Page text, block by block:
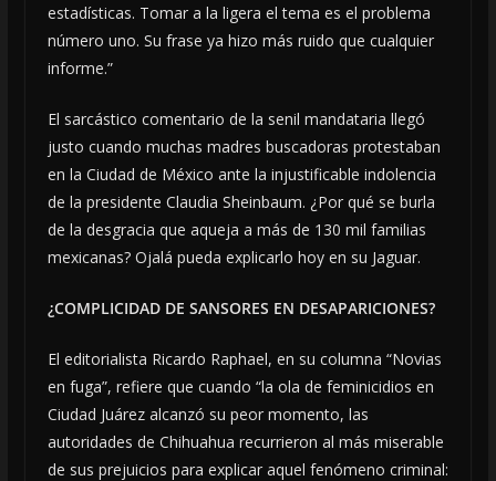
estadísticas. Tomar a la ligera el tema es el problema
número uno. Su frase ya hizo más ruido que cualquier
informe.”
El sarcástico comentario de la senil mandataria llegó
justo cuando muchas madres buscadoras protestaban
en la Ciudad de México ante la injustificable indolencia
de la presidente Claudia Sheinbaum. ¿Por qué se burla
de la desgracia que aqueja a más de 130 mil familias
mexicanas? Ojalá pueda explicarlo hoy en su Jaguar.
¿COMPLICIDAD DE SANSORES EN DESAPARICIONES?
El editorialista Ricardo Raphael, en su columna “Novias
en fuga”, refiere que cuando “la ola de feminicidios en
Ciudad Juárez alcanzó su peor momento, las
autoridades de Chihuahua recurrieron al más miserable
de sus prejuicios para explicar aquel fenómeno criminal: